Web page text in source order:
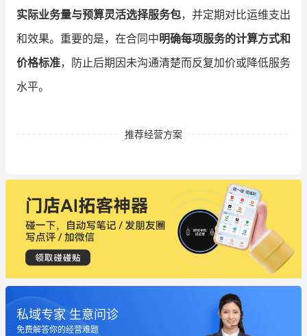
实际业务量与预算灵活选择服务包，并定期对比运维支出
和效果。重要的是，在合同中明确每项服务的计算方式和
价格标准，防止后期因未沟通清楚而反复加价或降低服务
水平。
推荐经营方案
私域专家 生意问诊
免费解答你的经营难题